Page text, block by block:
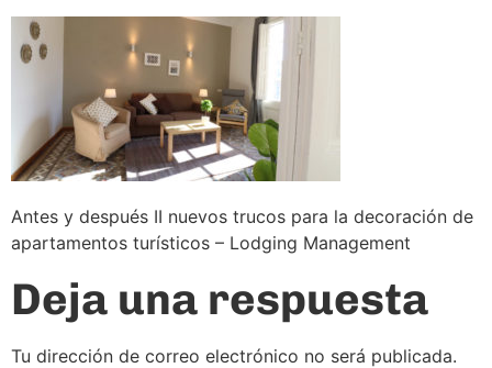
Antes y después II nuevos trucos para la decoración de
apartamentos turísticos – Lodging Management
Deja una respuesta
Tu dirección de correo electrónico no será publicada.